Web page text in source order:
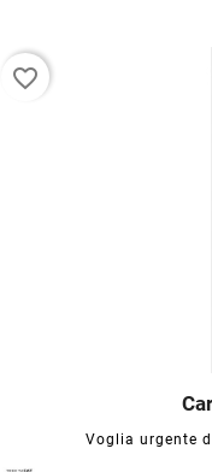
favorite_border
Voglia urgente